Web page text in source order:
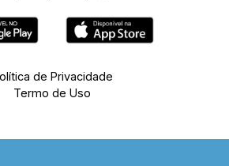
de Privacidade
Termo de Uso